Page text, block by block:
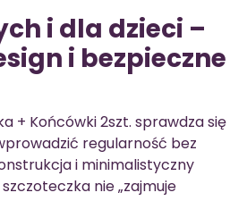
i dla dzieci –
i bezpieczne
+ Końcówki 2szt. sprawdza się
regularność bez
i minimalistyczny
nie „zajmuje